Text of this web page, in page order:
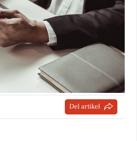
Del artikel